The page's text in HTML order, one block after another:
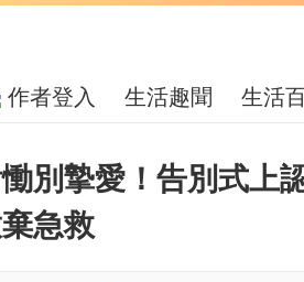
作者登入 生活趣聞 生活
別摯愛！告別式
急救